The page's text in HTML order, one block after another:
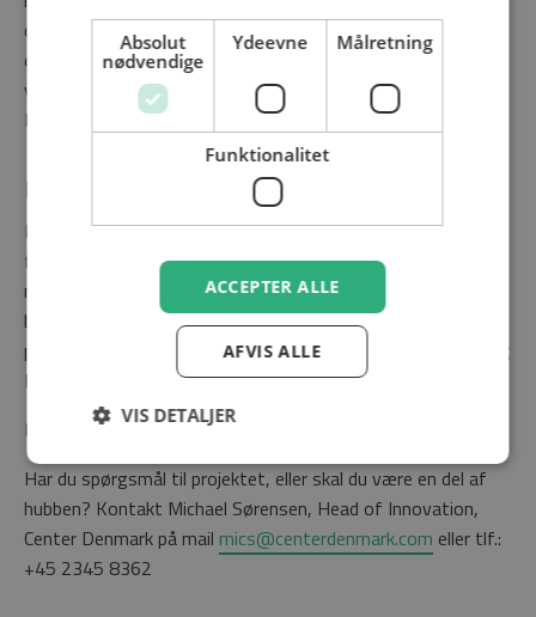
om vækstlaget og udviklingen af nye, digitale
energiløsninger. Derfor deltager Energinet naturligt i den
videre udvikling af hubben,” siger Nicolaj Nørgaard Peulicke,
IT-direktør/CIO i Energinet.
Fakta om Digital Energy Hub 2.0
Digital Energy Hub 2.0 er en innovationshub, der er
finansieret af Industriens Fond fra 2025-2028 med 19,7
mio. kr. Projektet involverer en strategisk partnergruppe
bestående af EWII og Energinet samt en faciliterende
partnergruppe bestående af Center Denmark, DigitalLead og
Energy Cluster Denmark.
Læs mere påwww.digitalenergyhub.dk
Har du spørgsmål til projektet, eller skal du være en del af
hubben? Kontakt Michael Sørensen, Head of Innovation,
Center Denmark på mail mics@centerdenmark.com eller tlf.:
+45 2345 8362
Absolut
nødvendige
Ydeevne Målretning
Funktionalitet
ACCEPTER ALLE
AFVIS ALLE
VIS DETALJER